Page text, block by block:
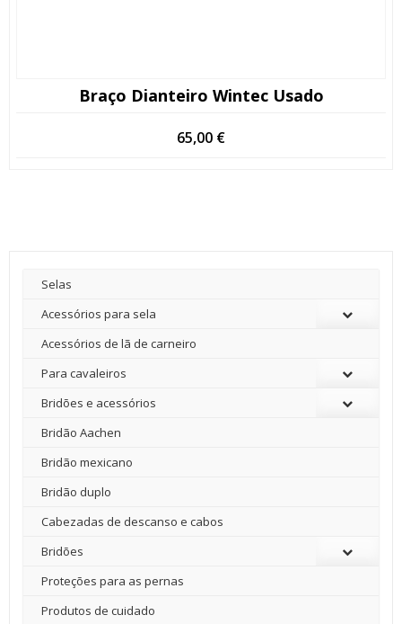
Braço Dianteiro Wintec Usado
65,00 €
Selas
Acessórios para sela
Acessórios de lã de carneiro
Para cavaleiros
Bridões e acessórios
Bridão Aachen
Bridão mexicano
Bridão duplo
Cabezadas de descanso e cabos
Bridões
Proteções para as pernas
Produtos de cuidado